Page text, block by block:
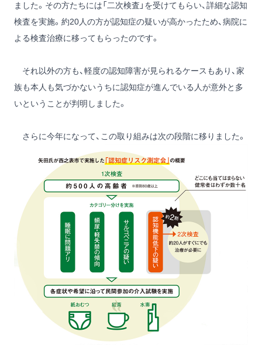
ました。その方たちには「二次検査」を受けてもらい、詳細な認知
検査を実施。約20人の方が認知症の疑いが高かったため、病院に
よる検査治療に移ってもらったのです。
それ以外の方も、軽度の認知障害が見られるケースもあり、家
族も本人も気づかないうちに認知症が進んでいる人が意外と多
いということが判明しました。
さらに今年になって、この取り組みは次の段階に移りました。